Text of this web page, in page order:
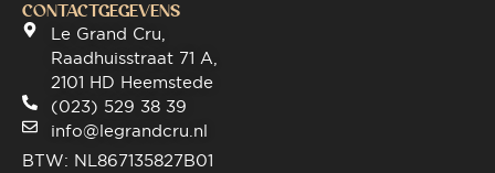
CONTACTGEGEVENS
Le Grand Cru,
Raadhuisstraat 71 A,
2101 HD Heemstede
(023) 529 38 39
info@legrandcru.nl
BTW: NL867135827B01